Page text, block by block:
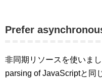
Prefer
非同期リソースを使いま
parsing of JavaScriptと同